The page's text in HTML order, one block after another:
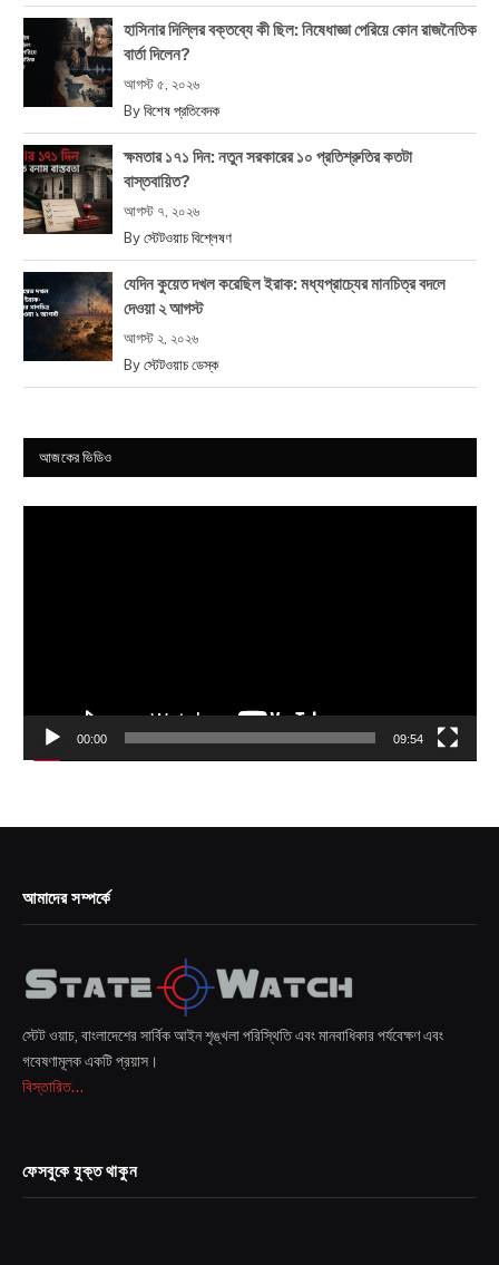
হাসিনার দিল্লির বক্তব্যে কী ছিল: নিষেধাজ্ঞা পেরিয়ে কোন রাজনৈতিক
বার্তা দিলেন?
আগস্ট ৫, ২০২৬
By বিশেষ প্রতিবেদক
ক্ষমতার ১৭১ দিন: নতুন সরকারের ১০ প্রতিশ্রুতির কতটা
বাস্তবায়িত?
আগস্ট ৭, ২০২৬
By স্টেটওয়াচ বিশ্লেষণ
যেদিন কুয়েত দখল করেছিল ইরাক: মধ্যপ্রাচ্যের মানচিত্র বদলে
দেওয়া ২ আগস্ট
আগস্ট ২, ২০২৬
By স্টেটওয়াচ ডেস্ক
আজকের ভিডিও
00:00 09:54
আমাদের সম্পর্কে
স্টেট ওয়াচ, বাংলাদেশের সার্বিক আইন শৃঙ্খলা পরিস্থিতি এবং মানবাধিকার পর্যবেক্ষণ এবং
গবেষণামূলক একটি প্রয়াস।
বিস্তারিত...
ফেসবুকে যুক্ত থাকুন